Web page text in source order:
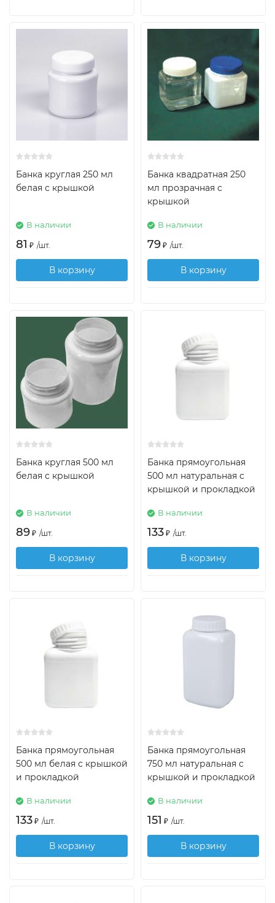
Банка круглая 250 мл
белая с крышкой
В наличии
81 ₽ /шт.
В корзину
Банка квадратная 250
мл прозрачная с
крышкой
В наличии
79 ₽ /шт.
В корзину
Банка круглая 500 мл
белая с крышкой
В наличии
89 ₽ /шт.
В корзину
Банка прямоугольная
500 мл натуральная с
крышкой и прокладкой
В наличии
133 ₽ /шт.
В корзину
Банка прямоугольная
500 мл белая с крышкой
и прокладкой
В наличии
133 ₽ /шт.
В корзину
Банка прямоугольная
750 мл натуральная с
крышкой и прокладкой
В наличии
151 ₽ /шт.
В корзину